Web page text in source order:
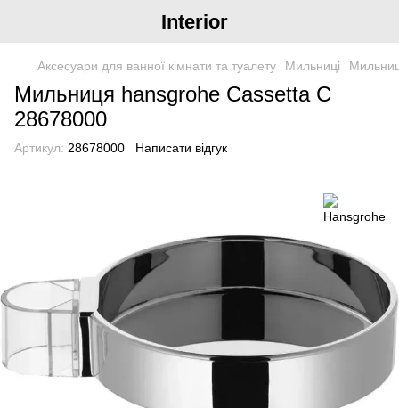
Interior
Аксесуари для ванної кімнати та туалету Мильниці
Мильниця hansgrohe Cassetta C
28678000
Артикул: 28678000 Написати відгук